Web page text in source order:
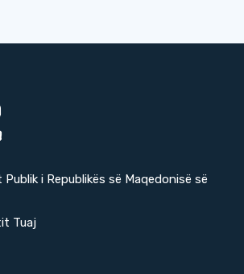
i Republikës së Maqedonisë së
Tuaj